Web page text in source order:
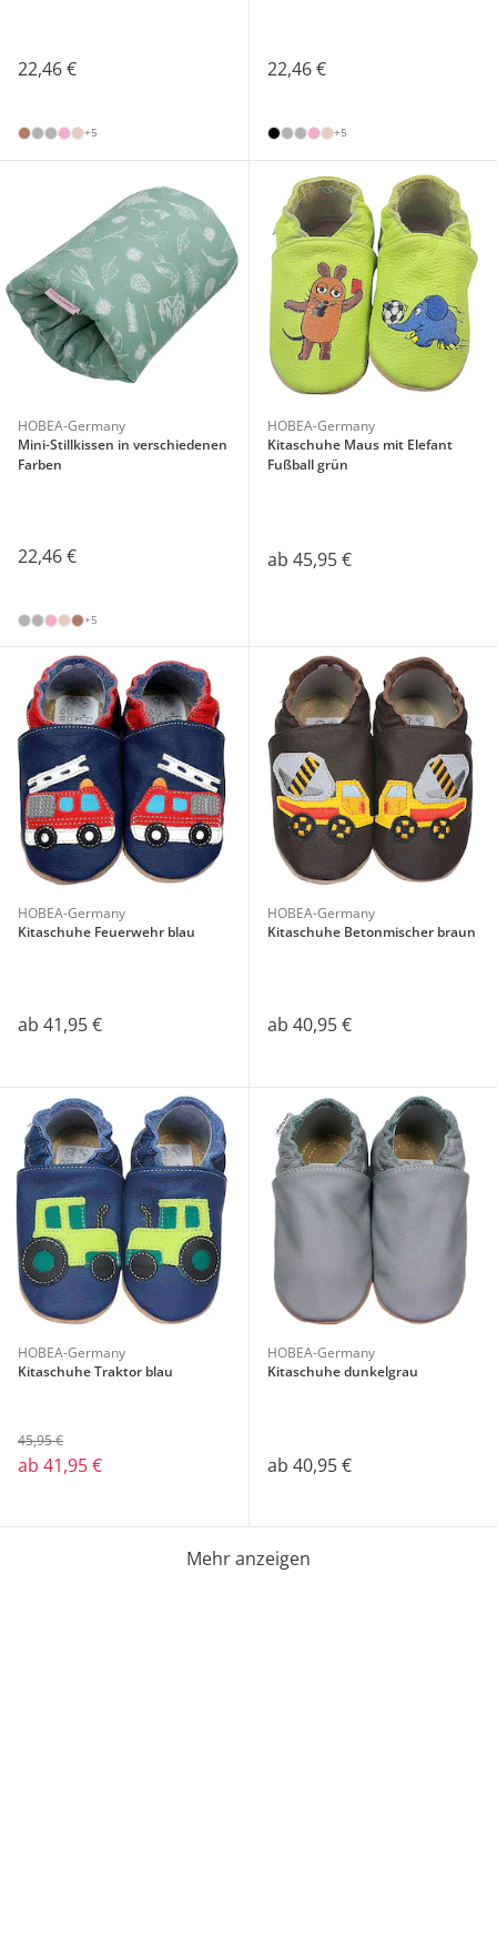
22,46 €
+5
22,46 €
+5
HOBEA-Germany
Mini-Stillkissen in verschiedenen
Farben
22,46 €
+5
HOBEA-Germany
Kitaschuhe Maus mit Elefant
Fußball grün
ab 45,95 €
HOBEA-Germany
Kitaschuhe Feuerwehr blau
ab 41,95 €
HOBEA-Germany
Kitaschuhe Betonmischer braun
ab 40,95 €
HOBEA-Germany
Kitaschuhe Traktor blau
45,95 €
ab 41,95 €
HOBEA-Germany
Kitaschuhe dunkelgrau
ab 40,95 €
Mehr anzeigen